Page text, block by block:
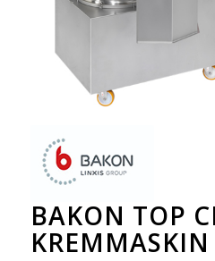
BAKON TOP
KREMMASKIN